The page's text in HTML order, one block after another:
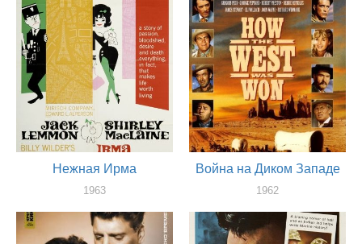
Нежная Ирма
1963
Война на Диком Западе
1962